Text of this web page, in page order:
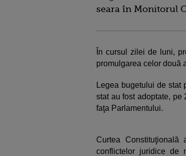
seara în Monitorul
În cursul zilei de luni,
promulgarea celor două
Legea bugetului de stat
stat au fost adoptate,
faţa Parlamentului.
Curtea
conflictelor juridice de